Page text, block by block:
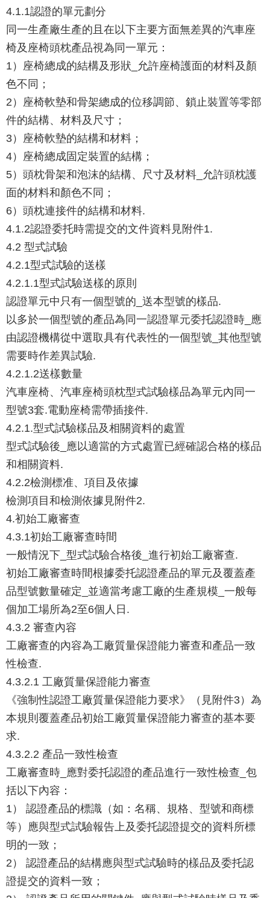
4.1.1認證的單元劃分
同一生產廠生產的且在以下主要方面無差異的汽車座
椅及座椅頭枕產品視為同一單元：
1）座椅總成的結構及形狀_允許座椅護面的材料及顏
色不同；
2）座椅軟墊和骨架總成的位移調節、鎖止裝置等零部
件的結構、材料及尺寸；
3）座椅軟墊的結構和材料；
4）座椅總成固定裝置的結構；
5）頭枕骨架和泡沫的結構、尺寸及材料_允許頭枕護
面的材料和顏色不同；
6）頭枕連接件的結構和材料.
4.1.2認證委托時需提交的文件資料見附件1.
4.2 型式試驗
4.2.1型式試驗的送樣
4.2.1.1型式試驗送樣的原則
認證單元中只有一個型號的_送本型號的樣品.
以多於一個型號的產品為同一認證單元委托認證時_應
由認證機構從中選取具有代表性的一個型號_其他型號
需要時作差異試驗.
4.2.1.2送樣數量
汽車座椅、汽車座椅頭枕型式試驗樣品為單元內同一
型號3套.電動座椅需帶插接件.
4.2.1.型式試驗樣品及相關資料的處置
型式試驗後_應以適當的方式處置已經確認合格的樣品
和相關資料.
4.2.2檢測標准、項目及依據
檢測項目和檢測依據見附件2.
4.初始工廠審查
4.3.1初始工廠審查時間
一般情況下_型式試驗合格後_進行初始工廠審查.
初始工廠審查時間根據委托認證產品的單元及覆蓋產
品型號數量確定_並適當考慮工廠的生產規模_一般每
個加工場所為2至6個人日.
4.3.2 審查內容
工廠審查的內容為工廠質量保證能力審查和產品一致
性檢查.
4.3.2.1 工廠質量保證能力審查
《強制性認證工廠質量保證能力要求》（見附件3）為
本規則覆蓋產品初始工廠質量保證能力審查的基本要
求.
4.3.2.2 產品一致性檢查
工廠審查時_應對委托認證的產品進行一致性檢查_包
括以下內容：
1） 認證產品的標識（如：名稱、規格、型號和商標
等）應與型式試驗報告上及委托認證提交的資料所標
明的一致；
2） 認證產品的結構應與型式試驗時的樣品及委托認
證提交的資料一致；